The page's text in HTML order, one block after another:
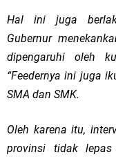
Hal ini juga
Gubernur
dipengaruhi oleh
“Feedernya ini juga
SMA dan SMK.
Oleh karena itu,
provinsi tidak